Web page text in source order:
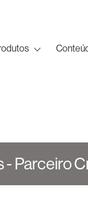
- Parceiro